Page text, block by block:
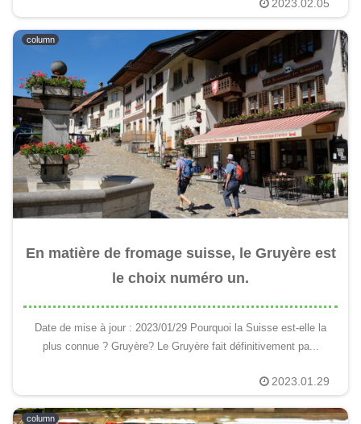
2023.02.05
column
En matière de fromage suisse, le Gruyère est
le choix numéro un.
Date de mise à jour : 2023/01/29 Pourquoi la Suisse est-elle la
plus connue ? Gruyère? Le Gruyère fait définitivement pa...
2023.01.29
column